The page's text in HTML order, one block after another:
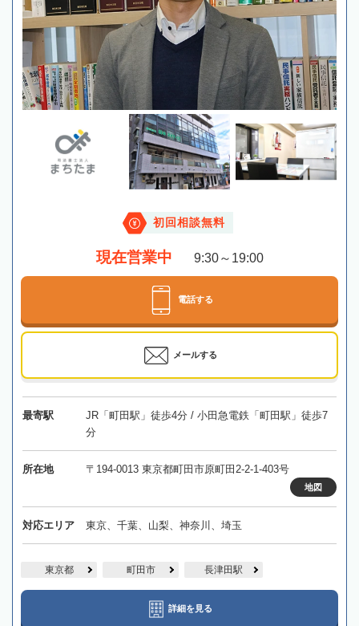
初回相談無料
現在営業中 9:30～19:00
電話する
メールする
最寄駅
JR「町田駅」徒歩4分 / 小田急電鉄「町田駅」徒歩7
分
所在地 〒194-0013 東京都町田市原町田2-2-1-403号
地図
対応エリア 東京、千葉、山梨、神奈川、埼玉
東京都 町田市 長津田駅
詳細を見る